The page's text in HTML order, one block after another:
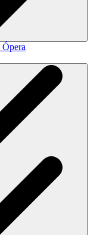
Ópera